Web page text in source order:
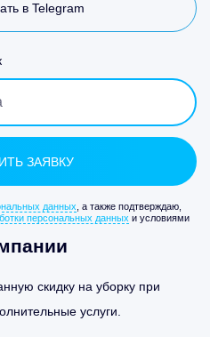
в Telegram
данных , а также подтверждаю,
персональных данных и условиями
скидку на уборку при
услуги.